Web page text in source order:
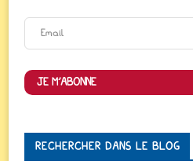
JE M'ABONNE
RECHERCHER DANS LE BLOG